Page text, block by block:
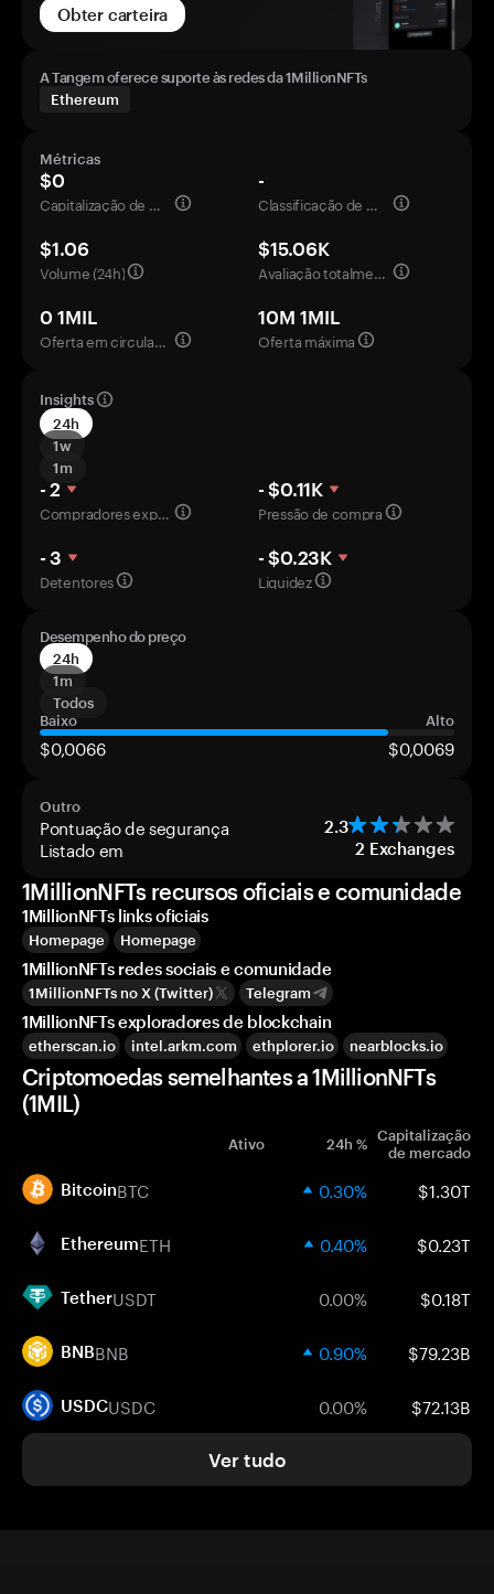
Obter carteira
A Tangem oferece suporte às redes da 1MillionNFTs
Ethereum
Métricas
$0
Capitalização de mercado
-
Classificação de mercado
$1.06
Volume (24h)
$15.06K
Avaliação totalmente diluída
0 1MIL
Oferta em circulação
10M 1MIL
Oferta máxima
Insights
24h
1w
1m
- 2
Compradores experientes
- $0.11K
Pressão de compra
- 3
Detentores
- $0.23K
Liquidez
Desempenho do preço
24h
1m
Todos
Baixo
Alto
$0,0066 $0,0069
Outro
Pontuação de segurança 2.3
Listado em 2 Exchanges
1MillionNFTs recursos oficiais e comunidade
1MillionNFTs links oficiais
Homepage Homepage
1MillionNFTs redes sociais e comunidade
1MillionNFTs no X (Twitter) Telegram
1MillionNFTs exploradores de blockchain
etherscan.io intel.arkm.com ethplorer.io nearblocks.io
Criptomoedas semelhantes a 1MillionNFTs
(1MIL)
Ativo 24h % Capitalização
de mercado
BitcoinBTC 0.30% $1.30T
EthereumETH 0.40% $0.23T
TetherUSDT 0.00% $0.18T
BNBBNB 0.90% $79.23B
USDCUSDC 0.00% $72.13B
Ver tudo